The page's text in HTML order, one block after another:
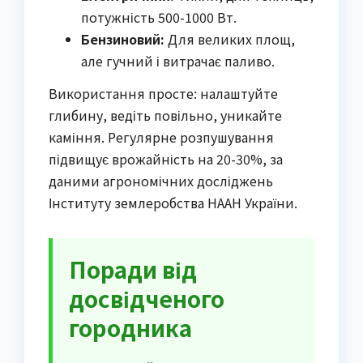
потужність 500-1000 Вт.
Бензиновий: Для великих площ,
але гучний і витрачає паливо.
Використання просте: налаштуйте
глибину, ведіть повільно, уникайте
каміння. Регулярне розпушування
підвищує врожайність на 20-30%, за
даними агрономічних досліджень
Інституту землеробства НААН України.
Поради від
досвідченого
городника